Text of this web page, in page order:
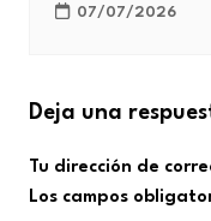
07/07/2026
Deja una
Tu dirección de
Los campos